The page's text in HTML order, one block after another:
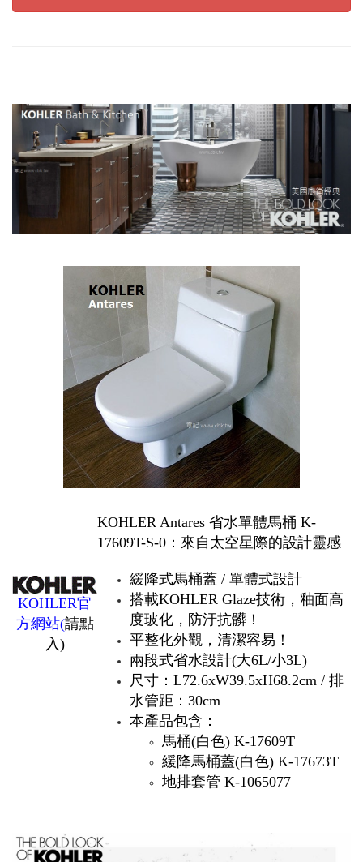
KOHLER官
方網站(請點
入)
KOHLER Antares 省水單體馬桶 K-
17609T-S-0：來自太空星際的設計靈感
緩降式馬桶蓋 / 單體式設計
搭載KOHLER Glaze技術，釉面高
度玻化，防汙抗髒！
平整化外觀，清潔容易！
兩段式省水設計(大6L/小3L)
尺寸：L72.6xW39.5xH68.2cm / 排
水管距：30cm
本產品包含：
馬桶(白色) K-17609T
緩降馬桶蓋(白色) K-17673T
地排套管 K-1065077